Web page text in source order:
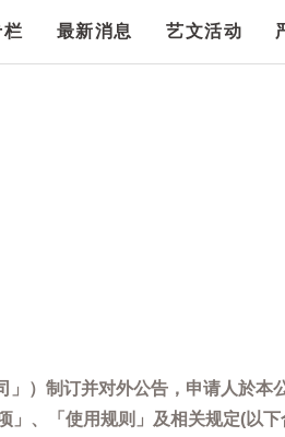
栏 最新消息 艺文活动
）制订并对外公告，申请人於
、「使用规则」及相关规定(以